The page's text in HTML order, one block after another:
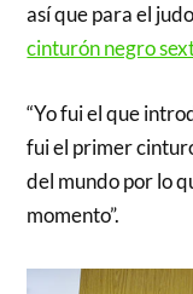
así que para el
cinturón negro
“Yo fui el que
fui el primer
del mundo por lo
momento”.